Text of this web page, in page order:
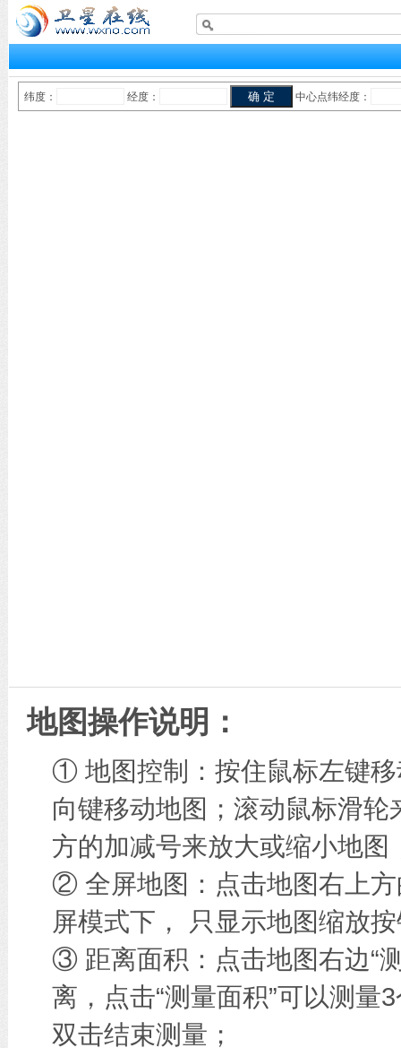
纬度： 经度： 中心点纬经度：
地图操作说明：
① 地图控制：按住鼠标左键
向键移动地图；滚动鼠标滑
方的加减号来放大或缩小地图
② 全屏地图：点击地图右上方
屏模式下， 只显示地图缩放
③ 距离面积：点击地图右边“
离，点击“测量面积”可以测量
双击结束测量；